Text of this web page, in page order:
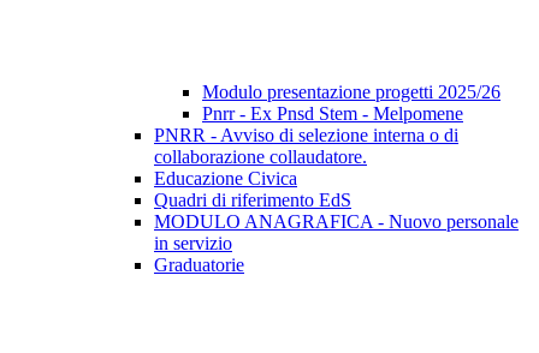
Modulo presentazione progetti 2025/26
Pnrr - Ex Pnsd Stem - Melpomene
PNRR - Avviso di selezione interna o di
collaborazione collaudatore.
Educazione Civica
Quadri di riferimento EdS
MODULO ANAGRAFICA - Nuovo personale
in servizio
Graduatorie